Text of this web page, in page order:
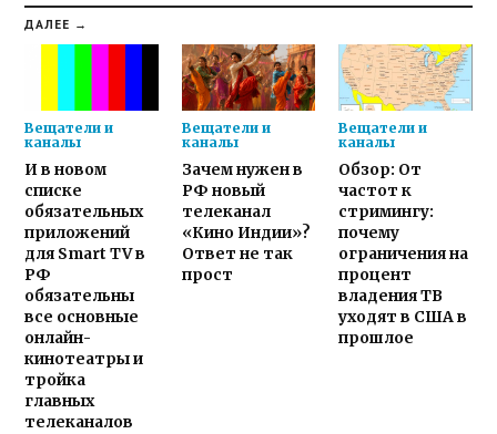
ДАЛЕЕ →
Вещатели и
каналы
И в новом
списке
обязательных
приложений
для Smart TV в
РФ
обязательны
все основные
онлайн-
кинотеатры и
тройка
главных
телеканалов
Вещатели и
каналы
Зачем нужен в
РФ новый
телеканал
«Кино Индии»?
Ответ не так
прост
Вещатели и
каналы
Обзор: От
частот к
стримингу:
почему
ограничения на
процент
владения ТВ
уходят в США в
прошлое